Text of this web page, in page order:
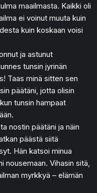
maailmasta. Kaikki oli
ei voinut muuta kuin
kuin koskaan voisi
ja astunut
tunsin jyrinän
Taas minä sitten sen
päätäni, jotta olisin
tunsin hampaat
nostin päätäni ja näin
päästä siitä
Hän katsoi minua
nousemaan. Vihasin sitä,
myrkkyä – elämän